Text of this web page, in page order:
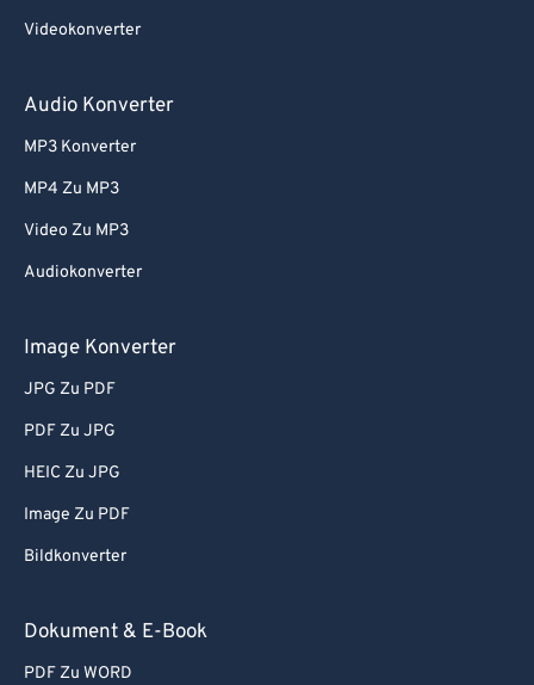
Videokonverter
Audio Konverter
MP3 Konverter
MP4 Zu MP3
Video Zu MP3
Audiokonverter
Image Konverter
JPG Zu PDF
PDF Zu JPG
HEIC Zu JPG
Image Zu PDF
Bildkonverter
Dokument & E-Book
PDF Zu WORD